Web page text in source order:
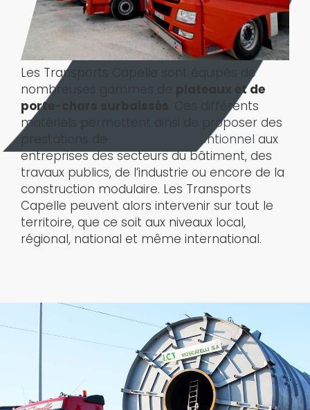
Les Transports Capelle sont équipés de
nombreuses gammes de plateaux et de
porte-chars surbaissés . Ces différents
matériels permettent ainsi de proposer des
prestations de
transport conventionnel aux
entreprises des secteurs du bâtiment, des
travaux publics, de l’industrie ou encore de la
construction modulaire. Les Transports
Capelle peuvent alors intervenir sur tout le
territoire, que ce soit aux niveaux local,
régional, national et même international.